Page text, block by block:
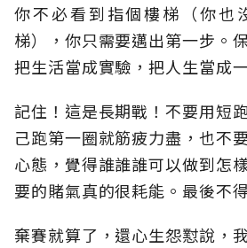
你不必看到指個樓梯（你也
梯），你只需要邁出第一步。
把生活當成實驗，把人生當成
記住！這是長期戰！不要用短
己跑第一圈就筋疲力盡，也不
心態，覺得誰誰誰可以做到怎
要的賭氣真的很耗能。最後不
棄賽就算了，還心生怨懟說，